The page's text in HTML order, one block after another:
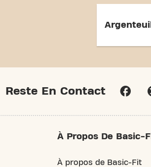
Argenteuil
Reste En Contact
À Propos De Basic-
À propos de Basic-Fit